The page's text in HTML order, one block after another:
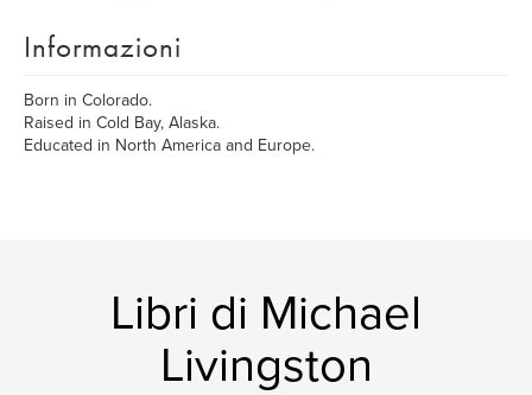
Informazioni
Born in Colorado.
Raised in Cold Bay, Alaska.
Educated in North America and Europe.
Libri di Michael
Livingston